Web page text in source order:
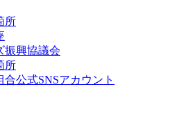
所
振興協議会
所
公式SNSアカウント